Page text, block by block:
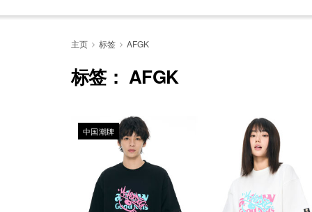
主页 标签 AFGK
标签： AFGK
中国潮牌